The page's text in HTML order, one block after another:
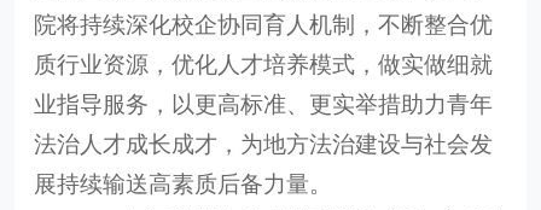
院将持续深化校企协同育人机制，不断整合优
质行业资源，优化人才培养模式，做实做细就
业指导服务，以更高标准、更实举措助力青年
法治人才成长成才，为地方法治建设与社会发
展持续输送高素质后备力量。